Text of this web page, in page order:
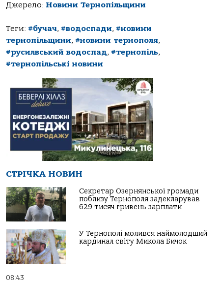
Джерело: Новини Тернопільщини
Теги: #бучач, #водоспади, #новини
тернопільщини, #новини тернополя,
#русилвський водоспад, #тернопіль,
#тернопільські новини
СТРІЧКА НОВИН
Секретар Озернянської громади
поблизу Тернополя задекларував
629 тисяч гривень зарплати
У Тернополі молився наймолодший
кардинал світу Микола Бичок
08:43